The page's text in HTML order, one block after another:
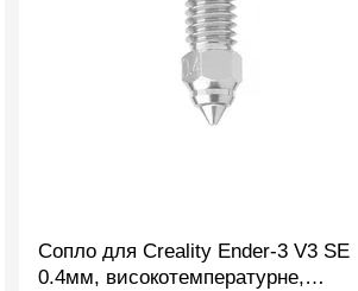
Сопло для Creality Ender-3 V3 SE
0.4мм, високотемпературне,